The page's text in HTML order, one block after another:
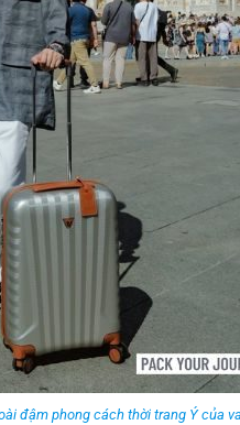
đậm phong cách thời trang Ý của